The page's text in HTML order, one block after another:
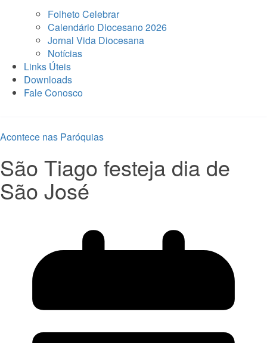
Folheto Celebrar
Calendário Diocesano 2026
Jornal Vida Diocesana
Notícias
Links Úteis
Downloads
Fale Conosco
Acontece nas Paróquias
São Tiago festeja dia de
São José